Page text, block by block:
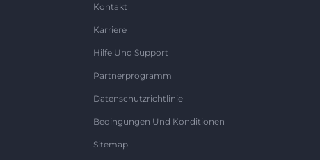
Kontakt
Karriere
Hilfe Und Support
Partnerprogramm
Datenschutzrichtlinie
Bedingungen Und Konditionen
Sitemap